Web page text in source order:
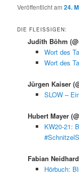
Veröffentlicht am24.
DIE FLEISSIGEN:
Judith Böhm(@
Wort des
Wort des
Jürgen Kaiser
SLOW –
Hubert Mayer
KW20-21:
Fabian
Hörbuch: